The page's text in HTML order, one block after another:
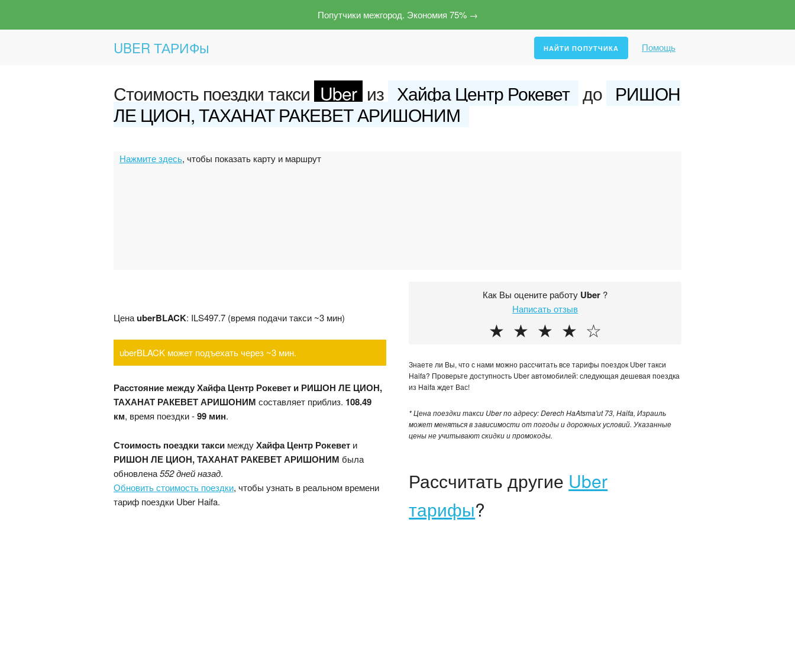
Попутчики межгород. Экономия 75% →
UBER ТАРИФы Помощь
Стоимость поездки такси Uber из Хайфа Центр Рокевет до РИШОН
ЛЕ ЦИОН, ТАХАНАТ РАКЕВЕТ АРИШОНИМ
Нажмите здесь, чтобы показать карту и маршрут
ЦенаuberBLACK: ILS497.7 (время подачи такси ~3 мин)
uberBLACK может подъехать через ~3 мин.
Расстояние между Хайфа Центр Рокевет и РИШОН ЛЕ ЦИОН,
ТАХАНАТ РАКЕВЕТ АРИШОНИМ составляет приблиз. 108.49
км, время поездки -99 мин.
Стоимость поездки такси междуХайфа Центр Рокевет и
РИШОН ЛЕ ЦИОН, ТАХАНАТ РАКЕВЕТ АРИШОНИМ была
обновлена552 дней назад.
Обновить стоимость поездки, чтобы узнать в реальном времени
тариф поездки Uber Haifa.
Как Вы оцените работу Uber ?
Написать отзыв
☆
★
★
★
★
Знаете ли Вы, что с нами можно рассчитать все тарифы поездок Uber такси
Haifa? Проверьте доступность Uber автомобилей: следующая дешевая поездка
из Haifa ждет Вас!
* Цена поездки такси Uber по адресу: Derech HaAtsma'ut 73, Haifa, Израиль
может меняться в зависимости от погоды и дорожных условий. Указанные
цены не учитывают скидки и промокоды.
Рассчитать другие Uber
тарифы?